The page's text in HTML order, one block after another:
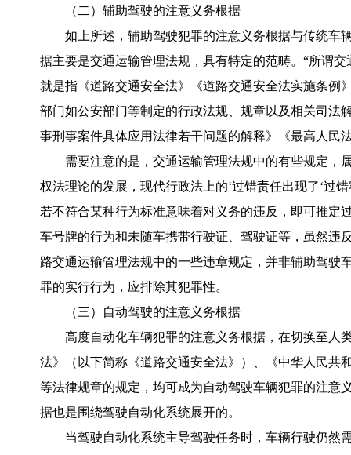
（二）辅助驾驶的注意义务根据
如上所述，辅助驾驶犯罪的注意义务根据与传统车
据主要是交通运输管理法规，具有特定的范畴。“所谓
就是指《道路交通安全法》《道路交通安全法实施条例
部门如公安部门等制定的行政法规、规章以及相关司法
事刑事案件具体应用法律若干问题的解释》《最高人民
需要注意的是，交通运输管理法规中的有些规定，
权法理论的发展，现代行政法上的‘过错责任出现了‘过
若不符合某种行为标准意味着对义务的违反，即可推定
车号牌的行为和未随车携带行驶证、驾驶证等，虽然违
路交通运输管理法规中的一些违章规定，并非辅助驾驶
罪的实行行为，应排除其犯罪性。
（三）自动驾驶的注意义务根据
高度自动化车辆犯罪的注意义务根据，在切换至人
法》（以下简称《道路交通安全法》）、《中华人民共
等法律规章的规定，均可成为自动驾驶车辆犯罪的注意
据也是围绕驾驶自动化系统展开的。
当驾驶自动化系统主导驾驶任务时，车辆行驶仍然